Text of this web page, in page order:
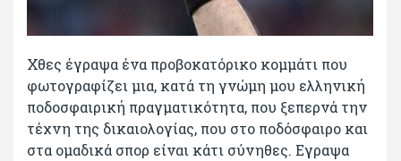
Χθες έγραψα ένα προβοκατόρικο κομμάτι που
φωτογραφίζει μια, κατά τη γνώμη μου ελληνική
ποδοσφαιρική πραγματικότητα, που ξεπερνά την
τέχνη της δικαιολογίας, που στο ποδόσφαιρο και
στα ομαδικά σπορ είναι κάτι σύνηθες. Εγραψα